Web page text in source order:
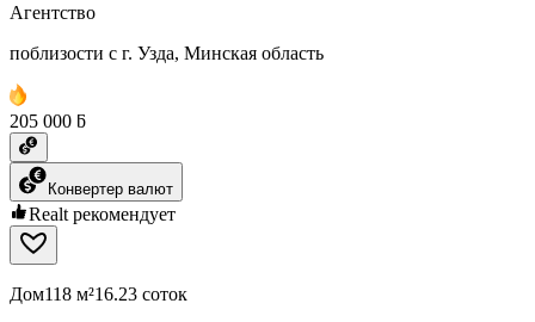
Агентство
поблизости с г. Узда, Минская область
205 000 ƃ
Конвертер валют
Realt рекомендует
Дом118 м²16.23 соток